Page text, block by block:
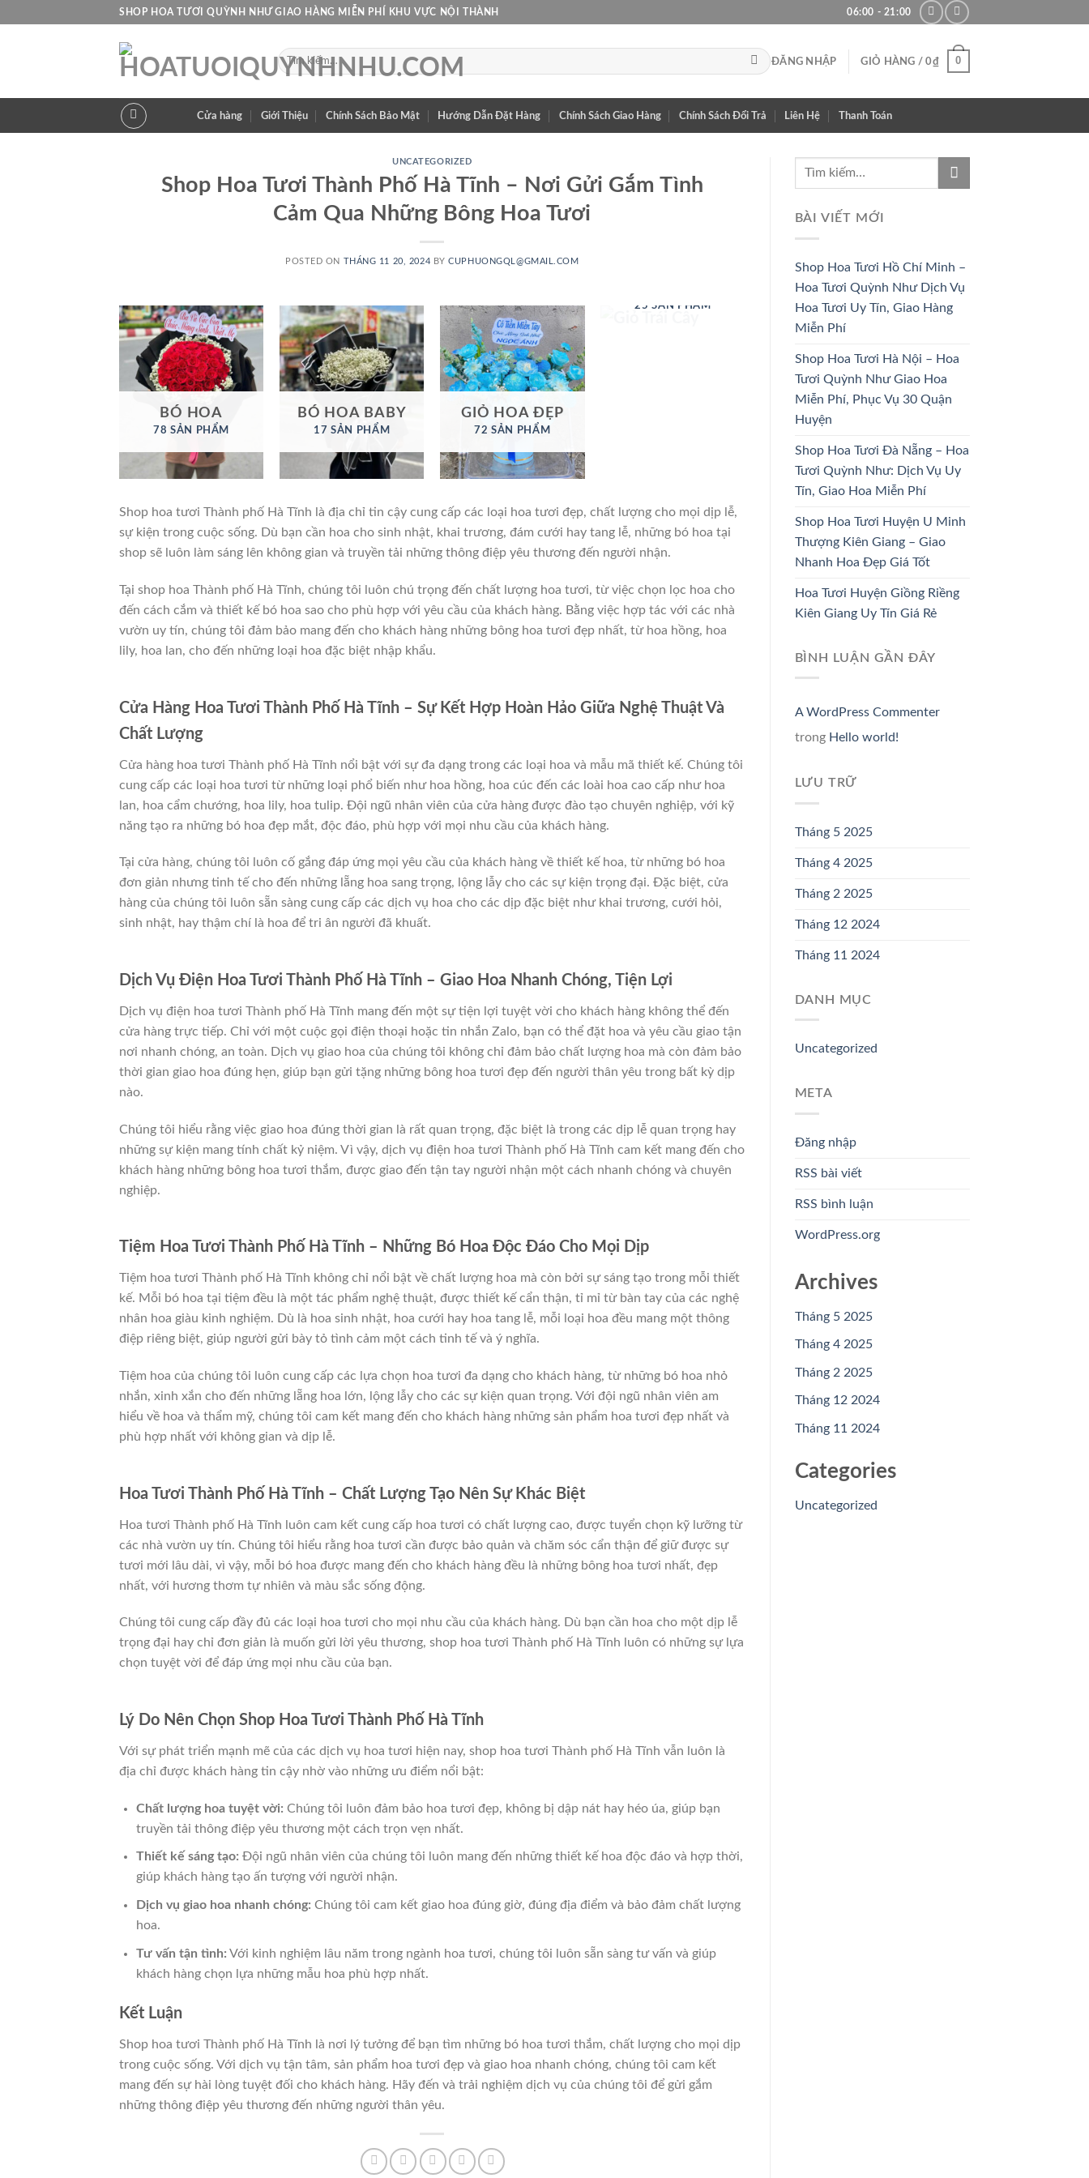
SHOP HOA TƯƠI QUỲNH NHƯ GIAO HÀNG MIỄN PHÍ KHU VỰC NỘI THÀNH 06:00 - 21:00
Tìm
kiếm:
ĐĂNG NHẬP GIỎ HÀNG /0₫ 0
Cửa hàng Giới Thiệu Chính Sách Bảo Mật Hướng Dẫn Đặt Hàng Chính Sách Giao Hàng Chính Sách Đổi Trả Liên Hệ Thanh Toán
UNCATEGORIZED
Shop Hoa Tươi Thành Phố Hà Tĩnh – Nơi Gửi Gắm Tình
Cảm Qua Những Bông Hoa Tươi
POSTED ON THÁNG 11 20, 2024 BYCUPHUONGQL@GMAIL.COM
BÓ HOA
78 SẢN PHẨM
BÓ HOA BABY
17 SẢN PHẨM
GIỎ HOA ĐẸP
72 SẢN PHẨM
25 SẢN PHẨM
HOA CÔ DÂU
33 SẢN PHẨM
Shop hoa tươi Thành phố Hà Tĩnh là địa chỉ tin cậy cung cấp các loại hoa tươi đẹp, chất lượng cho mọi dịp lễ,
sự kiện trong cuộc sống. Dù bạn cần hoa cho sinh nhật, khai trương, đám cưới hay tang lễ, những bó hoa tại
shop sẽ luôn làm sáng lên không gian và truyền tải những thông điệp yêu thương đến người nhận.
Tại shop hoa Thành phố Hà Tĩnh, chúng tôi luôn chú trọng đến chất lượng hoa tươi, từ việc chọn lọc hoa cho
đến cách cắm và thiết kế bó hoa sao cho phù hợp với yêu cầu của khách hàng. Bằng việc hợp tác với các nhà
vườn uy tín, chúng tôi đảm bảo mang đến cho khách hàng những bông hoa tươi đẹp nhất, từ hoa hồng, hoa
lily, hoa lan, cho đến những loại hoa đặc biệt nhập khẩu.
Cửa Hàng Hoa Tươi Thành Phố Hà Tĩnh – Sự Kết Hợp Hoàn Hảo Giữa Nghệ Thuật Và
Chất Lượng
Cửa hàng hoa tươi Thành phố Hà Tĩnh nổi bật với sự đa dạng trong các loại hoa và mẫu mã thiết kế. Chúng tôi
cung cấp các loại hoa tươi từ những loại phổ biến như hoa hồng, hoa cúc đến các loài hoa cao cấp như hoa
lan, hoa cẩm chướng, hoa lily, hoa tulip. Đội ngũ nhân viên của cửa hàng được đào tạo chuyên nghiệp, với kỹ
năng tạo ra những bó hoa đẹp mắt, độc đáo, phù hợp với mọi nhu cầu của khách hàng.
Tại cửa hàng, chúng tôi luôn cố gắng đáp ứng mọi yêu cầu của khách hàng về thiết kế hoa, từ những bó hoa
đơn giản nhưng tinh tế cho đến những lẵng hoa sang trọng, lộng lẫy cho các sự kiện trọng đại. Đặc biệt, cửa
hàng của chúng tôi luôn sẵn sàng cung cấp các dịch vụ hoa cho các dịp đặc biệt như khai trương, cưới hỏi,
sinh nhật, hay thậm chí là hoa để tri ân người đã khuất.
Dịch Vụ Điện Hoa Tươi Thành Phố Hà Tĩnh – Giao Hoa Nhanh Chóng, Tiện Lợi
Dịch vụ điện hoa tươi Thành phố Hà Tĩnh mang đến một sự tiện lợi tuyệt vời cho khách hàng không thể đến
cửa hàng trực tiếp. Chỉ với một cuộc gọi điện thoại hoặc tin nhắn Zalo, bạn có thể đặt hoa và yêu cầu giao tận
nơi nhanh chóng, an toàn. Dịch vụ giao hoa của chúng tôi không chỉ đảm bảo chất lượng hoa mà còn đảm bảo
thời gian giao hoa đúng hẹn, giúp bạn gửi tặng những bông hoa tươi đẹp đến người thân yêu trong bất kỳ dịp
nào.
Chúng tôi hiểu rằng việc giao hoa đúng thời gian là rất quan trọng, đặc biệt là trong các dịp lễ quan trọng hay
những sự kiện mang tính chất kỷ niệm. Vì vậy, dịch vụ điện hoa tươi Thành phố Hà Tĩnh cam kết mang đến cho
khách hàng những bông hoa tươi thắm, được giao đến tận tay người nhận một cách nhanh chóng và chuyên
nghiệp.
Tiệm Hoa Tươi Thành Phố Hà Tĩnh – Những Bó Hoa Độc Đáo Cho Mọi Dịp
Tiệm hoa tươi Thành phố Hà Tĩnh không chỉ nổi bật về chất lượng hoa mà còn bởi sự sáng tạo trong mỗi thiết
kế. Mỗi bó hoa tại tiệm đều là một tác phẩm nghệ thuật, được thiết kế cẩn thận, tỉ mỉ từ bàn tay của các nghệ
nhân hoa giàu kinh nghiệm. Dù là hoa sinh nhật, hoa cưới hay hoa tang lễ, mỗi loại hoa đều mang một thông
điệp riêng biệt, giúp người gửi bày tỏ tình cảm một cách tinh tế và ý nghĩa.
Tiệm hoa của chúng tôi luôn cung cấp các lựa chọn hoa tươi đa dạng cho khách hàng, từ những bó hoa nhỏ
nhắn, xinh xắn cho đến những lẵng hoa lớn, lộng lẫy cho các sự kiện quan trọng. Với đội ngũ nhân viên am
hiểu về hoa và thẩm mỹ, chúng tôi cam kết mang đến cho khách hàng những sản phẩm hoa tươi đẹp nhất và
phù hợp nhất với không gian và dịp lễ.
Hoa Tươi Thành Phố Hà Tĩnh – Chất Lượng Tạo Nên Sự Khác Biệt
Hoa tươi Thành phố Hà Tĩnh luôn cam kết cung cấp hoa tươi có chất lượng cao, được tuyển chọn kỹ lưỡng từ
các nhà vườn uy tín. Chúng tôi hiểu rằng hoa tươi cần được bảo quản và chăm sóc cẩn thận để giữ được sự
tươi mới lâu dài, vì vậy, mỗi bó hoa được mang đến cho khách hàng đều là những bông hoa tươi nhất, đẹp
nhất, với hương thơm tự nhiên và màu sắc sống động.
Chúng tôi cung cấp đầy đủ các loại hoa tươi cho mọi nhu cầu của khách hàng. Dù bạn cần hoa cho một dịp lễ
trọng đại hay chỉ đơn giản là muốn gửi lời yêu thương, shop hoa tươi Thành phố Hà Tĩnh luôn có những sự lựa
chọn tuyệt vời để đáp ứng mọi nhu cầu của bạn.
Lý Do Nên Chọn Shop Hoa Tươi Thành Phố Hà Tĩnh
Với sự phát triển mạnh mẽ của các dịch vụ hoa tươi hiện nay, shop hoa tươi Thành phố Hà Tĩnh vẫn luôn là
địa chỉ được khách hàng tin cậy nhờ vào những ưu điểm nổi bật:
Chất lượng hoa tuyệt vời: Chúng tôi luôn đảm bảo hoa tươi đẹp, không bị dập nát hay héo úa, giúp bạn
truyền tải thông điệp yêu thương một cách trọn vẹn nhất.
Thiết kế sáng tạo: Đội ngũ nhân viên của chúng tôi luôn mang đến những thiết kế hoa độc đáo và hợp thời,
giúp khách hàng tạo ấn tượng với người nhận.
Dịch vụ giao hoa nhanh chóng: Chúng tôi cam kết giao hoa đúng giờ, đúng địa điểm và bảo đảm chất lượng
hoa.
Tư vấn tận tình: Với kinh nghiệm lâu năm trong ngành hoa tươi, chúng tôi luôn sẵn sàng tư vấn và giúp
khách hàng chọn lựa những mẫu hoa phù hợp nhất.
Kết Luận
Shop hoa tươi Thành phố Hà Tĩnh là nơi lý tưởng để bạn tìm những bó hoa tươi thắm, chất lượng cho mọi dịp
trong cuộc sống. Với dịch vụ tận tâm, sản phẩm hoa tươi đẹp và giao hoa nhanh chóng, chúng tôi cam kết
mang đến sự hài lòng tuyệt đối cho khách hàng. Hãy đến và trải nghiệm dịch vụ của chúng tôi để gửi gắm
những thông điệp yêu thương đến những người thân yêu.
BÀI VIẾT MỚI
Shop Hoa Tươi Hồ Chí Minh –
Hoa Tươi Quỳnh Như Dịch Vụ
Hoa Tươi Uy Tín, Giao Hàng
Miễn Phí
Shop Hoa Tươi Hà Nội – Hoa
Tươi Quỳnh Như Giao Hoa
Miễn Phí, Phục Vụ 30 Quận
Huyện
Shop Hoa Tươi Đà Nẵng – Hoa
Tươi Quỳnh Như: Dịch Vụ Uy
Tín, Giao Hoa Miễn Phí
Shop Hoa Tươi Huyện U Minh
Thượng Kiên Giang – Giao
Nhanh Hoa Đẹp Giá Tốt
Hoa Tươi Huyện Giồng Riềng
Kiên Giang Uy Tín Giá Rẻ
BÌNH LUẬN GẦN ĐÂY
A WordPress Commenter
trong Hello world!
LƯU TRỮ
Tháng 5 2025
Tháng 4 2025
Tháng 2 2025
Tháng 12 2024
Tháng 11 2024
DANH MỤC
Uncategorized
META
Đăng nhập
RSS bài viết
RSS bình luận
WordPress.org
Archives
Tháng 5 2025
Tháng 4 2025
Tháng 2 2025
Tháng 12 2024
Tháng 11 2024
Categories
Uncategorized